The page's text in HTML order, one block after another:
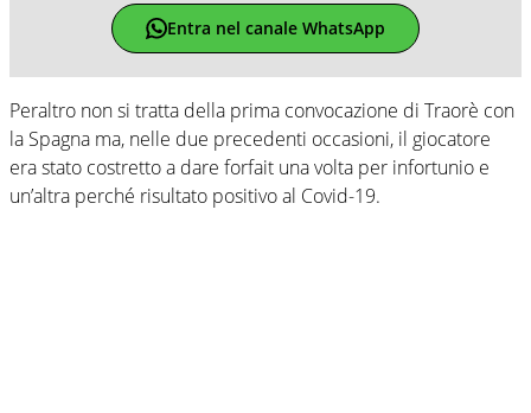
Entra nel canale WhatsApp
Peraltro non si tratta della prima convocazione di Traorè con
la Spagna ma, nelle due precedenti occasioni, il giocatore
era stato costretto a dare forfait una volta per infortunio e
un’altra perché risultato positivo al Covid-19.